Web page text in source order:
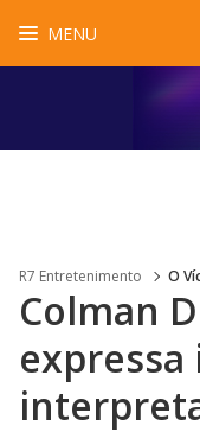
MENU
R7 Entretenimento O
Colman